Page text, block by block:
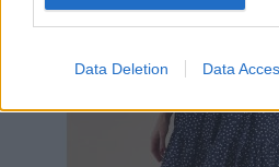
Data Deletion Data